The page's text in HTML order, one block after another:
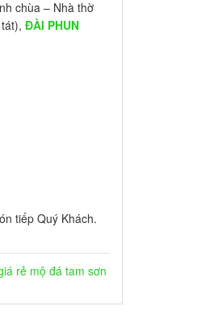
chùa – Nhà thờ
ĐÀI PHUN
tiếp Quý Khách.
rẻ mộ đá tam sơn